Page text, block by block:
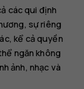
các qui định
sự riêng
kể cả quyền
ngăn không
ảnh, nhạc và